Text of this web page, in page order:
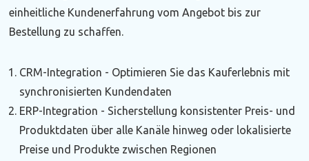
einheitliche Kundenerfahrung vom Angebot bis zur
Bestellung zu schaffen.
CRM-Integration - Optimieren Sie das Kauferlebnis mit
synchronisierten Kundendaten
ERP-Integration - Sicherstellung konsistenter Preis- und
Produktdaten über alle Kanäle hinweg oder lokalisierte
Preise und Produkte zwischen Regionen